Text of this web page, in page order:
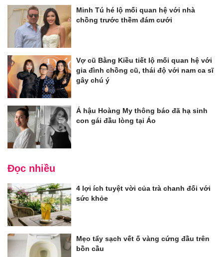
Minh Tú hé lộ mối quan hệ với nhà
chồng trước thềm đám cưới
Vợ cũ Bằng Kiều tiết lộ mối quan hệ với
gia đình chồng cũ, thái độ với nam ca sĩ
gây chú ý
Á hậu Hoàng My thông báo đã hạ sinh
con gái đầu lòng tại Áo
Đọc nhiều
4 lợi ích tuyệt vời của trà chanh đối với
sức khỏe
Mẹo tẩy sạch vết ố vàng cứng đầu trên
bồn cầu